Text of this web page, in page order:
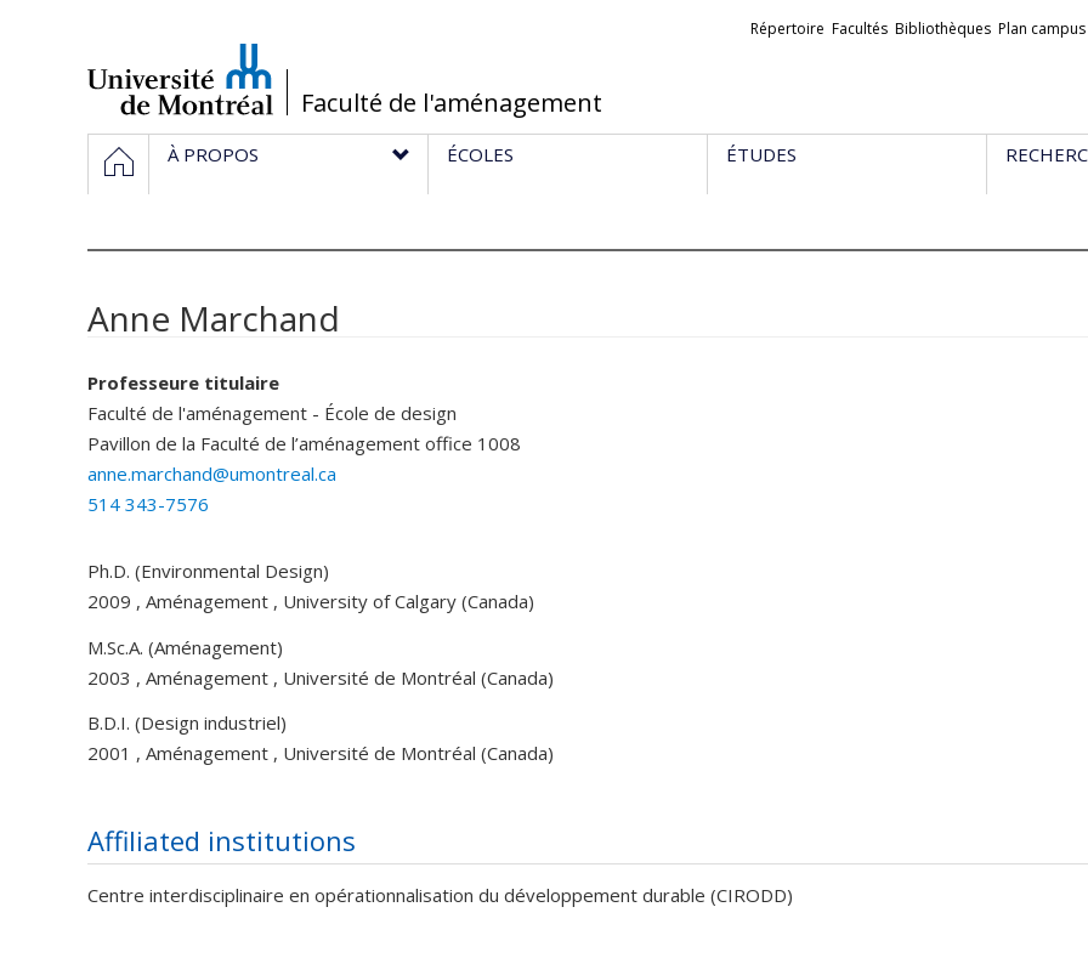
/Faculté de l'aménagement
Liens
Répertoire Facultés Bibliothèques Plan campus
Navigation
principale
HOMEÀ PROPOS ÉCOLES ÉTUDES
Anne Marchand
Professeure titulaire
Faculté de l'aménagement - École de design
Pavillon de la Faculté de l’aménagement office 1008
anne.marchand@umontreal.ca
514 343-7576
Ph.D. (Environmental Design)
2009 , Aménagement , University of Calgary (Canada)
M.Sc.A. (Aménagement)
2003 , Aménagement , Université de Montréal (Canada)
B.D.I. (Design industriel)
2001 , Aménagement , Université de Montréal (Canada)
Affiliated institutions
Centre interdisciplinaire en opérationnalisation du développement durable (CIRODD)